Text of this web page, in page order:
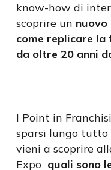
know-how di
scoprire un
come replicare
da oltre 20 anni
I Point in
sparsi lungo tutto
vieni a scoprire
Expo quali sono